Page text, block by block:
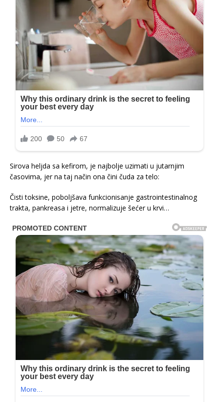
Sirova heljda sa kefirom, je najbolje uzimati u jutarnjim
časovima, jer na taj način ona čini čuda za telo:
Čisti toksine, poboljšava funkcionisanje gastrointestinalnog
trakta, pankreasa i jetre, normalizuje šećer u krvi…